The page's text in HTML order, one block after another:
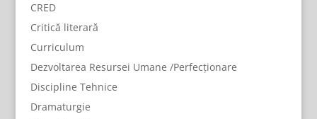
CRED
Critică literară
Curriculum
Dezvoltarea Resursei Umane /Perfecționare
Discipline Tehnice
Dramaturgie